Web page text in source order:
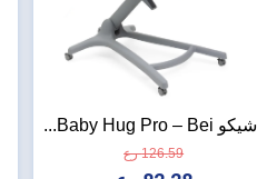
شيكو Baby Hug Pro – Bei...
126.59 رع